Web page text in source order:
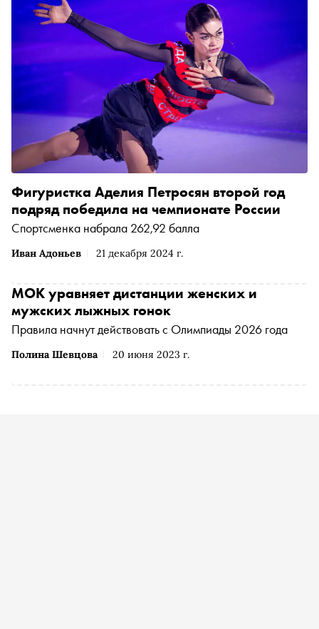
Иван Адоньев 21 декабря 2024 г.
Фигуристка Аделия Петросян второй год
подряд победила на чемпионате России
Спортсменка набрала 262,92 балла
Полина Шевцова 20 июня 2023 г.
МОК уравняет дистанции женских и
мужских лыжных гонок
Правила начнут действовать с Олимпиады 2026 года